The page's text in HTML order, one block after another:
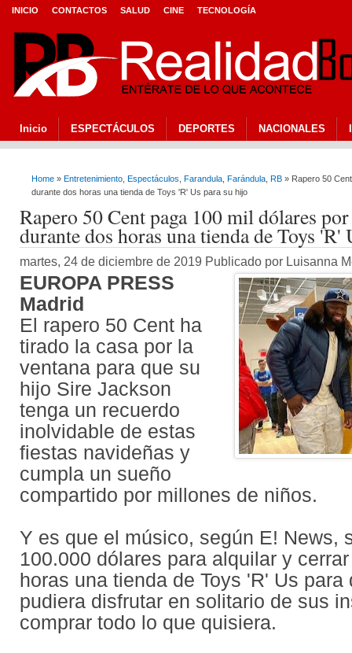
INICIO CONTACTOS SALUD CINE TECNOLOGÍA
Inicio ESPECTÁCULOS DEPORTES NACIONALES
Home » Entretenimiento Espectáculos Farandula Farándula RB » Rapero 50
durante dos horas una tienda de Toys 'R' Us para su hijo
Rapero 50 Cent paga 100 mil dólares
durante dos horas una tienda de Toys 'R'
martes, 24 de diciembre de 2019 Publicado por Luisanna
EUROPA PRESS
Madrid
El rapero 50 Cent ha
tirado la casa por la
ventana para que su
hijo Sire Jackson
tenga un recuerdo
inolvidable de estas
fiestas navideñas y
cumpla un sueño
compartido por millones de niños.
Y es que el músico, según E! News,
100.000 dólares para alquilar y
horas una tienda de Toys 'R' Us para
pudiera disfrutar en solitario de sus
comprar todo lo que quisiera.